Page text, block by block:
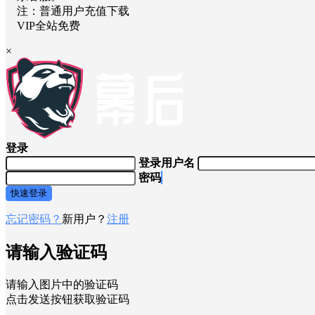
注：普通用户充值下载
VIP全站免费
×
登录
登录用户名
密码
快速登录
忘记密码？ 新用户？ 注册
请输入验证码
请输入图片中的验证码
点击发送按钮获取验证码